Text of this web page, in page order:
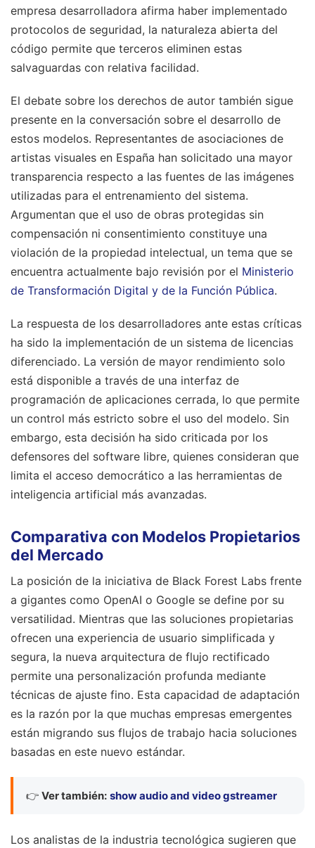
empresa desarrolladora afirma haber implementado
protocolos de seguridad, la naturaleza abierta del
código permite que terceros eliminen estas
salvaguardas con relativa facilidad.
El debate sobre los derechos de autor también sigue
presente en la conversación sobre el desarrollo de
estos modelos. Representantes de asociaciones de
artistas visuales en España han solicitado una mayor
transparencia respecto a las fuentes de las imágenes
utilizadas para el entrenamiento del sistema.
Argumentan que el uso de obras protegidas sin
compensación ni consentimiento constituye una
violación de la propiedad intelectual, un tema que se
encuentra actualmente bajo revisión por el Ministerio
de Transformación Digital y de la Función Pública.
La respuesta de los desarrolladores ante estas críticas
ha sido la implementación de un sistema de licencias
diferenciado. La versión de mayor rendimiento solo
está disponible a través de una interfaz de
programación de aplicaciones cerrada, lo que permite
un control más estricto sobre el uso del modelo. Sin
embargo, esta decisión ha sido criticada por los
defensores del software libre, quienes consideran que
limita el acceso democrático a las herramientas de
inteligencia artificial más avanzadas.
Comparativa con Modelos Propietarios
del Mercado
La posición de la iniciativa de Black Forest Labs frente
a gigantes como OpenAI o Google se define por su
versatilidad. Mientras que las soluciones propietarias
ofrecen una experiencia de usuario simplificada y
segura, la nueva arquitectura de flujo rectificado
permite una personalización profunda mediante
técnicas de ajuste fino. Esta capacidad de adaptación
es la razón por la que muchas empresas emergentes
están migrando sus flujos de trabajo hacia soluciones
basadas en este nuevo estándar.
👉 Ver también: show audio and video gstreamer
Los analistas de la industria tecnológica sugieren que